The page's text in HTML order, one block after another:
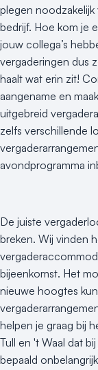
plegen
bedrijf. Hoe kom je
jouw collega’s
vergaderingen dus
haalt wat erin zit!
aangename en
uitgebreid
zelfs verschillende
avondprogramma
De juiste
breken. Wij vinden
bijeenkomst. Het
nieuwe hoogtes
helpen je graag bij
Tull en 't Waal dat
bepaald